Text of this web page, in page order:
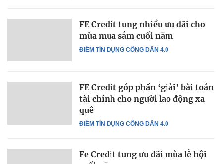
ĐIỂM TÍN DỤNG CÔNG DÂN 4.0
FE Credit tung nhiều ưu đãi cho
mùa mua sắm cuối năm
ĐIỂM TÍN DỤNG CÔNG DÂN 4.0
FE Credit góp phần ‘giải’ bài toán
tài chính cho người lao động xa
quê
Fe Credit tung ưu đãi mùa lễ hội